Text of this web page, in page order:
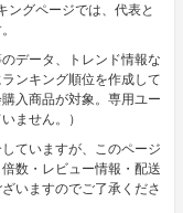
ングページでは、代表と
データ、トレンド情報な
ンキング順位を作成して
入商品が対象。専用ユー
ません。）
ていますが、このページ
数・レビュー情報・配送
いますのでご了承くださ